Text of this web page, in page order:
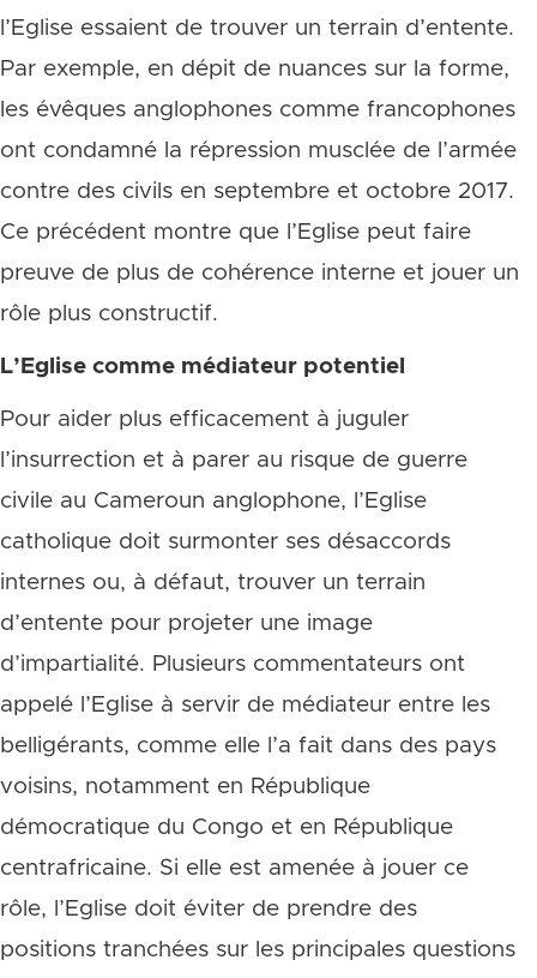
l’Eglise essaient de trouver un terrain d’entente.
Par exemple, en dépit de nuances sur la forme,
les évêques anglophones comme francophones
ont condamné la répression musclée de l’armée
contre des civils en septembre et octobre 2017.
Ce précédent montre que l’Eglise peut faire
preuve de plus de cohérence interne et jouer un
rôle plus constructif.
L’Eglise comme médiateur potentiel
Pour aider plus efficacement à juguler
l’insurrection et à parer au risque de guerre
civile au Cameroun anglophone, l’Eglise
catholique doit surmonter ses désaccords
internes ou, à défaut, trouver un terrain
d’entente pour projeter une image
d’impartialité. Plusieurs commentateurs ont
appelé l’Eglise à servir de médiateur entre les
belligérants, comme elle l’a fait dans des pays
voisins, notamment en République
démocratique du Congo et en République
centrafricaine. Si elle est amenée à jouer ce
rôle, l’Eglise doit éviter de prendre des
positions tranchées sur les principales questions